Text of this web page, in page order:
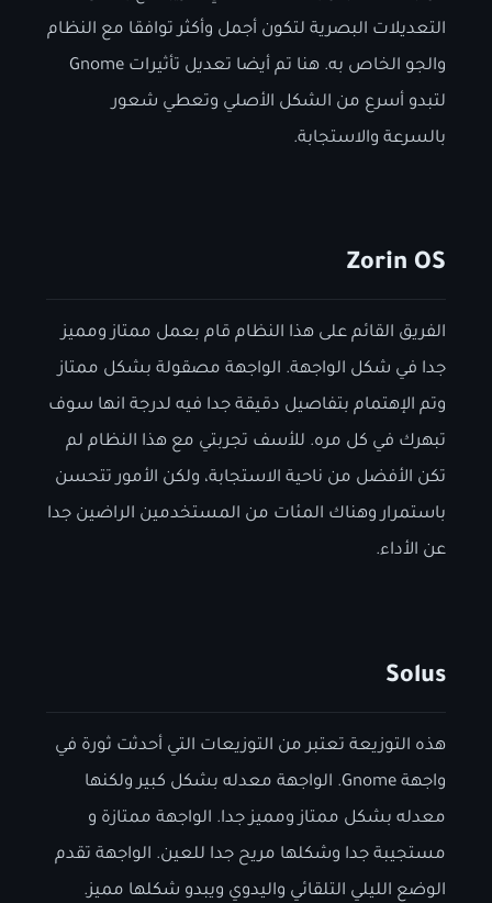
التعديلات البصرية لتكون أجمل وأكثر توافقا مع النظام
والجو الخاص به. هنا تم أيضا تعديل تأثيرات Gnome
لتبدو أسرع من الشكل الأصلي وتعطي شعور
بالسرعة والاستجابة.
Zorin OS
الفريق القائم على هذا النظام قام بعمل ممتاز ومميز
جدا في شكل الواجهة. الواجهة مصقولة بشكل ممتاز
وتم الإهتمام بتفاصيل دقيقة جدا فيه لدرجة انها سوف
تبهرك في كل مره. للأسف تجربتي مع هذا النظام لم
تكن الأفضل من ناحية الاستجابة، ولكن الأمور تتحسن
باستمرار وهناك المئات من المستخدمين الراضين جدا
عن الأداء.
Solus
هذه التوزيعة تعتبر من التوزيعات التي أحدثت ثورة في
واجهة Gnome. الواجهة معدله بشكل كبير ولكنها
معدله بشكل ممتاز ومميز جدا. الواجهة ممتازة و
مستجيبة جدا وشكلها مريح جدا للعين. الواجهة تقدم
الوضع الليلي التلقائي واليدوي ويبدو شكلها مميز.